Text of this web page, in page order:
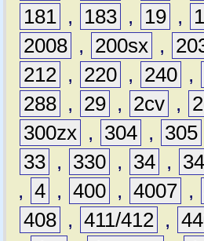
181 , 183 , 19 ,
2008 , 200sx ,
212 , 220 , 240 ,
288 , 29 , 2cv ,
300zx , 304 , 305
33 , 330 , 34 ,
, 4 , 400 , 4007 ,
408 , 411/412 ,